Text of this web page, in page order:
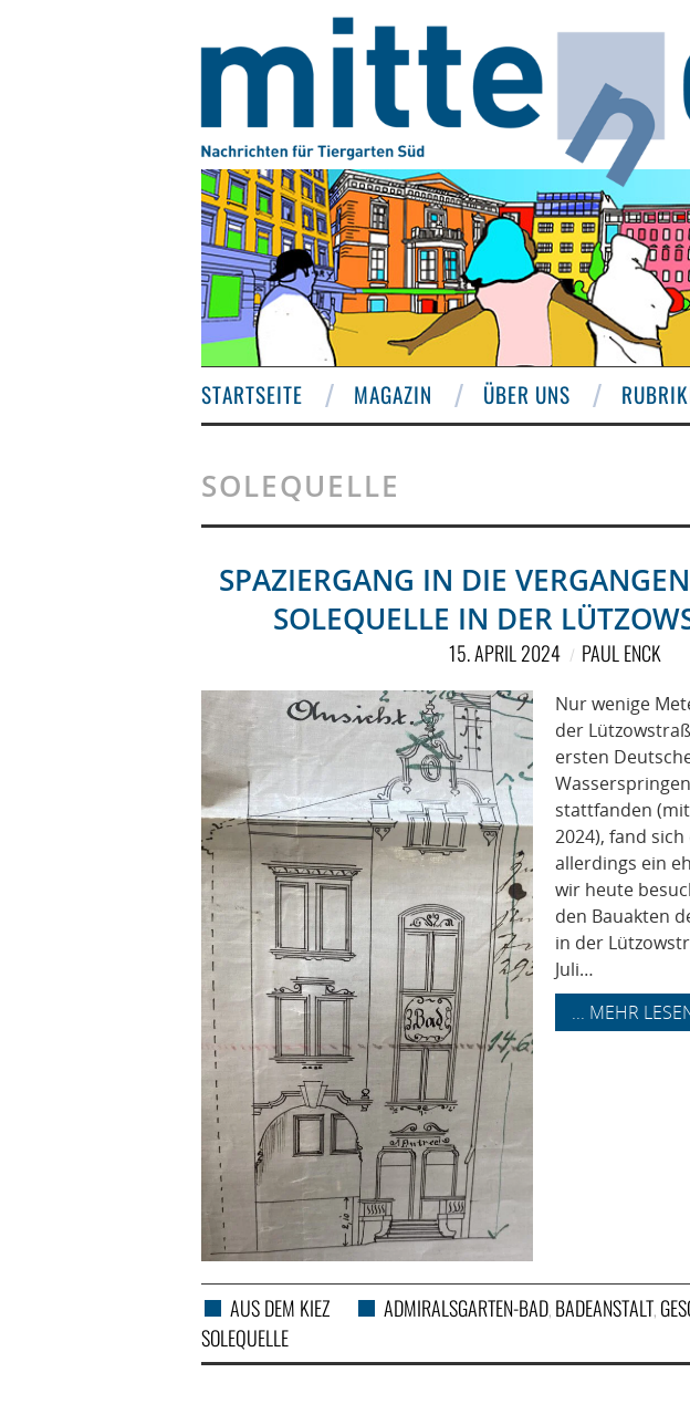
STARTSEITE MAGAZIN ÜBER UNS
SOLEQUELLE
SPAZIERGANG IN DIE
SOLEQUELLE IN DER
15. APRIL 2024 PAUL ENCK
Nur wenige
der
ersten
stattfanden
2024), fand
allerdings ein
wir heute
den Bauakten
in der
Juli…
... MEHR
AUS DEM KIEZ ADMIRALSGARTEN-BAD, BADEANSTALT,
SOLEQUELLE